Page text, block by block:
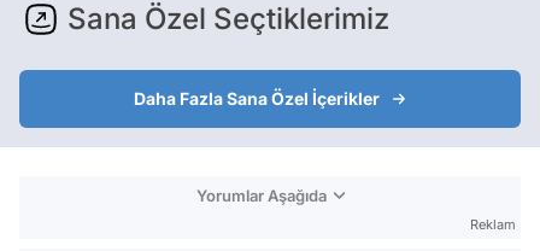
Sana Özel Seçtiklerimiz
Daha Fazla Sana Özel İçerikler
Yorumlar Aşağıda
Reklam